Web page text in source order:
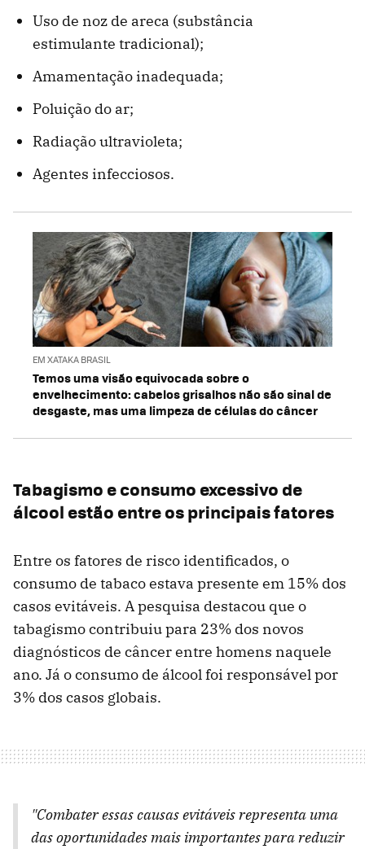
Uso de noz de areca (substância
estimulante tradicional);
Amamentação inadequada;
Poluição do ar;
Radiação ultravioleta;
Agentes infecciosos.
EM XATAKA BRASIL
Temos uma visão equivocada sobre o
envelhecimento: cabelos grisalhos não são sinal de
desgaste, mas uma limpeza de células do câncer
Tabagismo e consumo excessivo de
álcool estão entre os principais fatores
Entre os fatores de risco identificados, o
consumo de tabaco estava presente em 15% dos
casos evitáveis. A pesquisa destacou que o
tabagismo contribuiu para 23% dos novos
diagnósticos de câncer entre homens naquele
ano. Já o consumo de álcool foi responsável por
3% dos casos globais.
"Combater essas causas evitáveis ​​representa uma
das oportunidades mais importantes para reduzir